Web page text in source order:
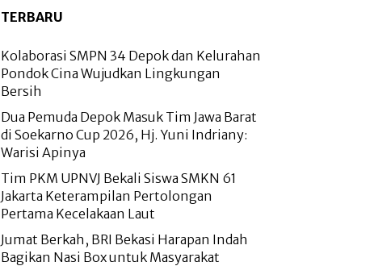
TERBARU
Kolaborasi SMPN 34 Depok dan Kelurahan
Pondok Cina Wujudkan Lingkungan
Bersih
Dua Pemuda Depok Masuk Tim Jawa Barat
di Soekarno Cup 2026, Hj. Yuni Indriany:
Warisi Apinya
Tim PKM UPNVJ Bekali Siswa SMKN 61
Jakarta Keterampilan Pertolongan
Pertama Kecelakaan Laut
Jumat Berkah, BRI Bekasi Harapan Indah
Bagikan Nasi Box untuk Masyarakat